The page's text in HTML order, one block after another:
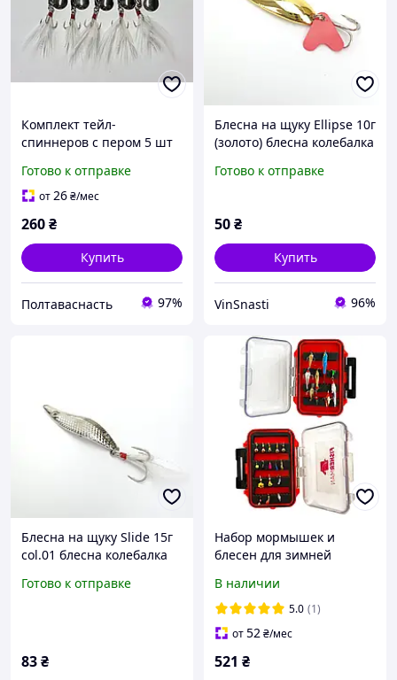
Комплект тейл-
спиннеров с пером 5 шт
спиннинга
Готово к отправке
от26₴/мес
260₴
Купить
Полтаваснасть 97%
Блесна на щуку Ellipse 10г
(золото) блесна колебалка
Готово к отправке
50₴
Купить
VinSnasti 96%
Блесна на щуку Slide 15г
col.01 блесна колебалка
Готово к отправке
83₴
Набор мормышек и
блесен для зимней
коробке 11*8*3,5см
В наличии
5.0 (1)
от52₴/мес
521 ₴